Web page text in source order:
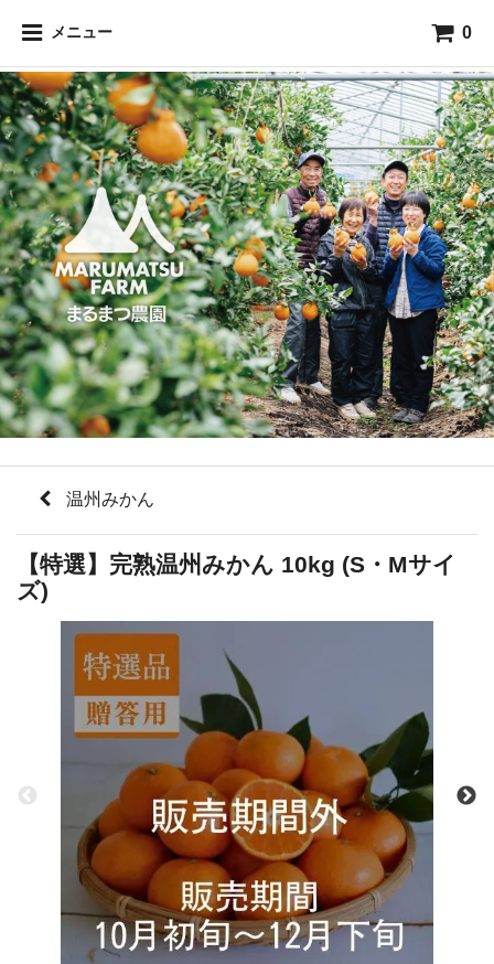
メニュー 0
温州みかん
【特選】完熟温州みかん 10kg (S・Mサイ
ズ)